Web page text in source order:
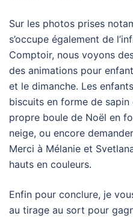
Sur les photos prises
s’occupe également de
Comptoir, nous voyons
des animations pour
et le dimanche. Les
biscuits en forme de
propre boule de Noël en
neige, ou encore
Merci à Mélanie et
hauts en couleurs.
Enfin pour conclure, je
au tirage au sort pour